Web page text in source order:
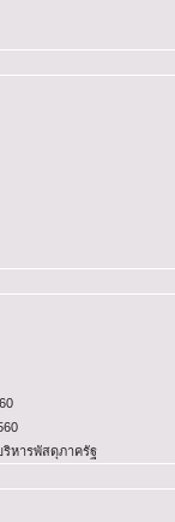
หารพัสดุภาครัฐ